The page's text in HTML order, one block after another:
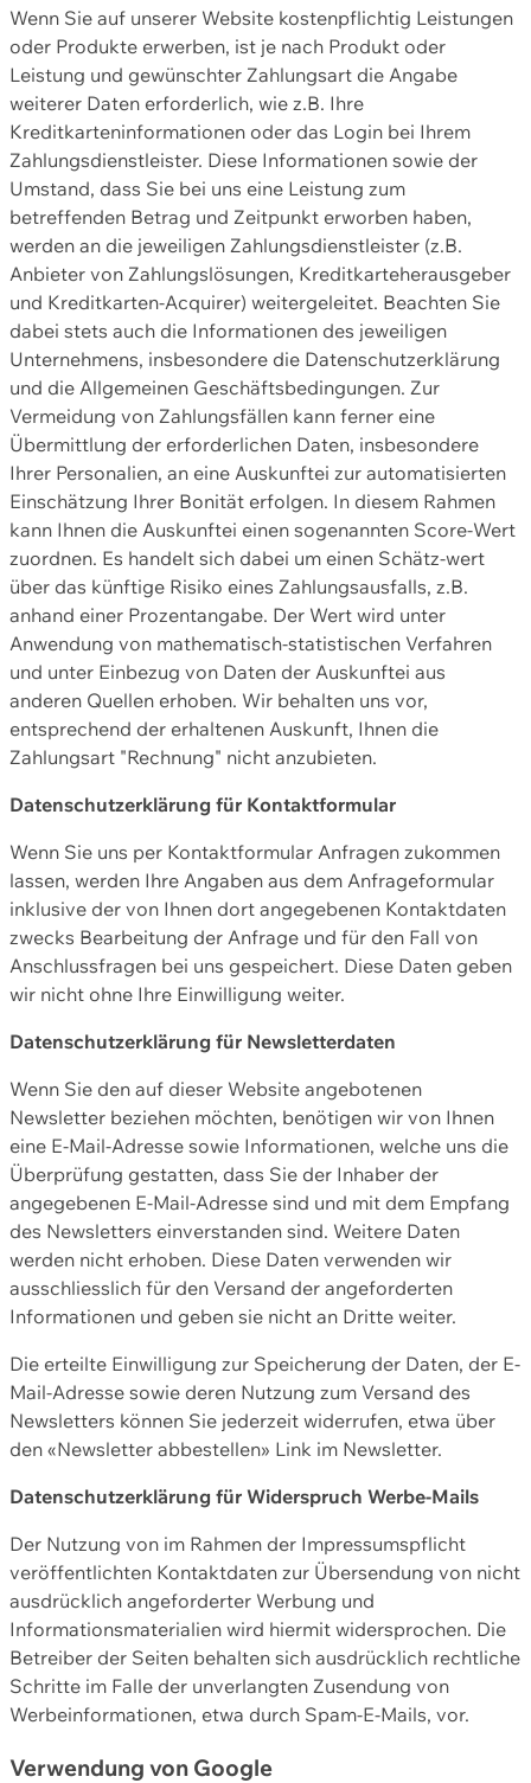
Wenn Sie auf unserer Website kostenpflichtig Leistungen
oder Produkte erwerben, ist je nach Produkt oder
Leistung und gewünschter Zahlungsart die Angabe
weiterer Daten erforderlich, wie z.B. Ihre
Kreditkarteninformationen oder das Login bei Ihrem
Zahlungsdienstleister. Diese Informationen sowie der
Umstand, dass Sie bei uns eine Leistung zum
betreffenden Betrag und Zeitpunkt erworben haben,
werden an die jeweiligen Zahlungsdienstleister (z.B.
Anbieter von Zahlungslösungen, Kreditkarteherausgeber
und Kreditkarten-Acquirer) weitergeleitet. Beachten Sie
dabei stets auch die Informationen des jeweiligen
Unternehmens, insbesondere die Datenschutzerklärung
und die Allgemeinen Geschäftsbedingungen. Zur
Vermeidung von Zahlungsfällen kann ferner eine
Übermittlung der erforderlichen Daten, insbesondere
Ihrer Personalien, an eine Auskunftei zur automatisierten
Einschätzung Ihrer Bonität erfolgen. In diesem Rahmen
kann Ihnen die Auskunftei einen sogenannten Score-Wert
zuordnen. Es handelt sich dabei um einen Schätz-wert
über das künftige Risiko eines Zahlungsausfalls, z.B.
anhand einer Prozentangabe. Der Wert wird unter
Anwendung von mathematisch-statistischen Verfahren
und unter Einbezug von Daten der Auskunftei aus
anderen Quellen erhoben. Wir behalten uns vor,
entsprechend der erhaltenen Auskunft, Ihnen die
Zahlungsart "Rechnung" nicht anzubieten.
Datenschutzerklärung für Kontaktformular
Wenn Sie uns per Kontaktformular Anfragen zukommen
lassen, werden Ihre Angaben aus dem Anfrageformular
inklusive der von Ihnen dort angegebenen Kontaktdaten
zwecks Bearbeitung der Anfrage und für den Fall von
Anschlussfragen bei uns gespeichert. Diese Daten geben
wir nicht ohne Ihre Einwilligung weiter.
Datenschutzerklärung für Newsletterdaten
Wenn Sie den auf dieser Website angebotenen
Newsletter beziehen möchten, benötigen wir von Ihnen
eine E-Mail-Adresse sowie Informationen, welche uns die
Überprüfung gestatten, dass Sie der Inhaber der
angegebenen E-Mail-Adresse sind und mit dem Empfang
des Newsletters einverstanden sind. Weitere Daten
werden nicht erhoben. Diese Daten verwenden wir
ausschliesslich für den Versand der angeforderten
Informationen und geben sie nicht an Dritte weiter.
Die erteilte Einwilligung zur Speicherung der Daten, der E-
Mail-Adresse sowie deren Nutzung zum Versand des
Newsletters können Sie jederzeit widerrufen, etwa über
den «Newsletter abbestellen» Link im Newsletter.
Datenschutzerklärung für Widerspruch Werbe-Mails
Der Nutzung von im Rahmen der Impressumspflicht
veröffentlichten Kontaktdaten zur Übersendung von nicht
ausdrücklich angeforderter Werbung und
Informationsmaterialien wird hiermit widersprochen. Die
Betreiber der Seiten behalten sich ausdrücklich rechtliche
Schritte im Falle der unverlangten Zusendung von
Werbeinformationen, etwa durch Spam-E-Mails, vor.
Verwendung von Google